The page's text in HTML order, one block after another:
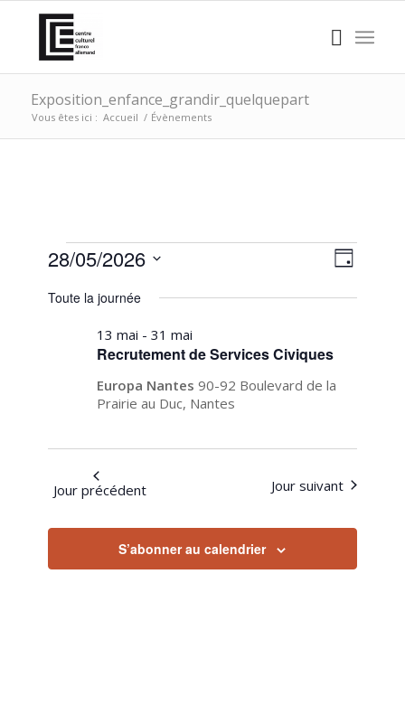
Exposition_enfance_grandir_quelquepart
Vous êtes ici : Accueil / Évènements
ÉVÈNEMENTS
FOR
JEUDI,
MAI
de
vues
Jour
28/05/2026
une
Toute la journée
Recrutement de Services Civiques
13 mai -31 mai
Europa Nantes90-92 Boulevard de la
Prairie au Duc, Nantes
Jour précédent Jour suivant
S’abonner au calendrier